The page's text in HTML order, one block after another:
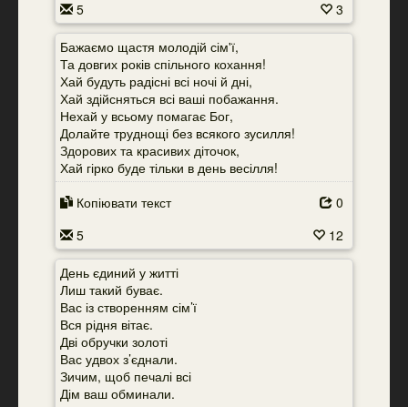
5
3
Бажаємо щастя молодій сім'ї,
Та довгих років спільного кохання!
Хай будуть радісні всі ночі й дні,
Хай здійсняться всі ваші побажання.
Нехай у всьому помагає Бог,
Долайте труднощі без всякого зусилля!
Здорових та красивих діточок,
Хай гірко буде тільки в день весілля!
Копіювати текст
0
5
12
День єдиний у житті
Лиш такий буває.
Вас із створенням сім’ї
Вся рідня вітає.
Дві обручки золоті
Вас удвох з’єднали.
Зичим, щоб печалі всі
Дім ваш обминали.